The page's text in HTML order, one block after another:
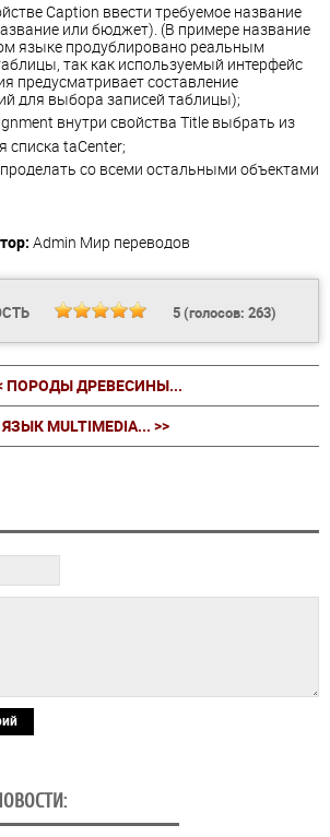
Caption ввести требуемое название
или бюджет). (В примере название
языке продублировано реальным
так как используемый интерфейс
предусматривает составление
для выбора записей таблицы);
внутри свойства Title выбрать из
списка taCenter;
со всеми остальными объектами
Admin Мир переводов
5(голосов: 263)
ПОРОДЫ ДРЕВЕСИНЫ...
ЯЗЫК MULTIMEDIA... >>